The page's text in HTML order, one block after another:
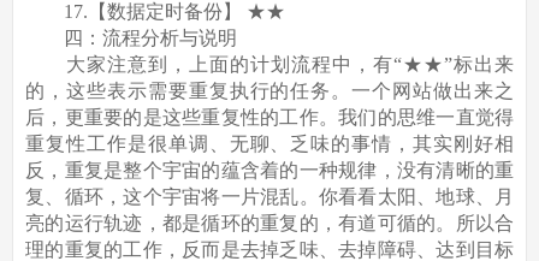
17.【数据定时备份】 ★★
四：流程分析与说明
大家注意到，上面的计划流程中，有“★★”标出来
的，这些表示需要重复执行的任务。一个网站做出来之
后，更重要的是这些重复性的工作。我们的思维一直觉得
重复性工作是很单调、无聊、乏味的事情，其实刚好相
反，重复是整个宇宙的蕴含着的一种规律，没有清晰的重
复、循环，这个宇宙将一片混乱。你看看太阳、地球、月
亮的运行轨迹，都是循环的重复的，有道可循的。所以合
理的重复的工作，反而是去掉乏味、去掉障碍、达到目标